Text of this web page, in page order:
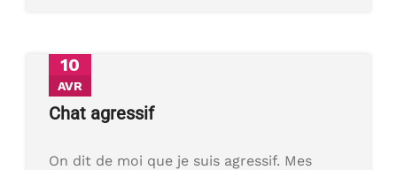
10
AVR
Chat agressif
On dit de moi que je suis agressif. Mes